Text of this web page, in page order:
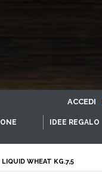
ACCEDI
IDEE REGALO
WHEAT KG.7,5